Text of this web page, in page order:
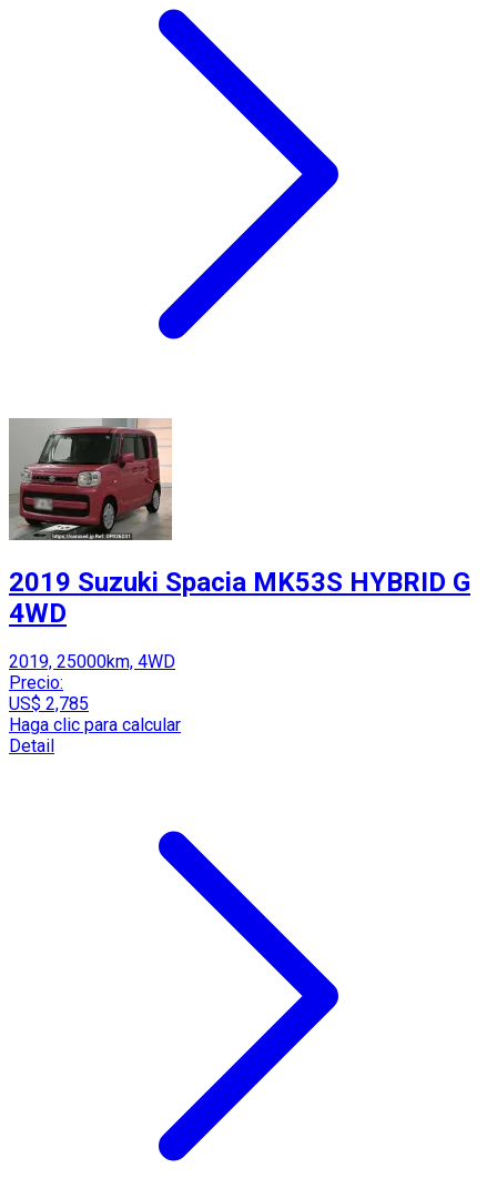
2019 Suzuki Spacia MK53S HYBRID G
4WD
2019, 25000km, 4WD
Precio:
US$ 2,785
Haga clic para calcular
Detail